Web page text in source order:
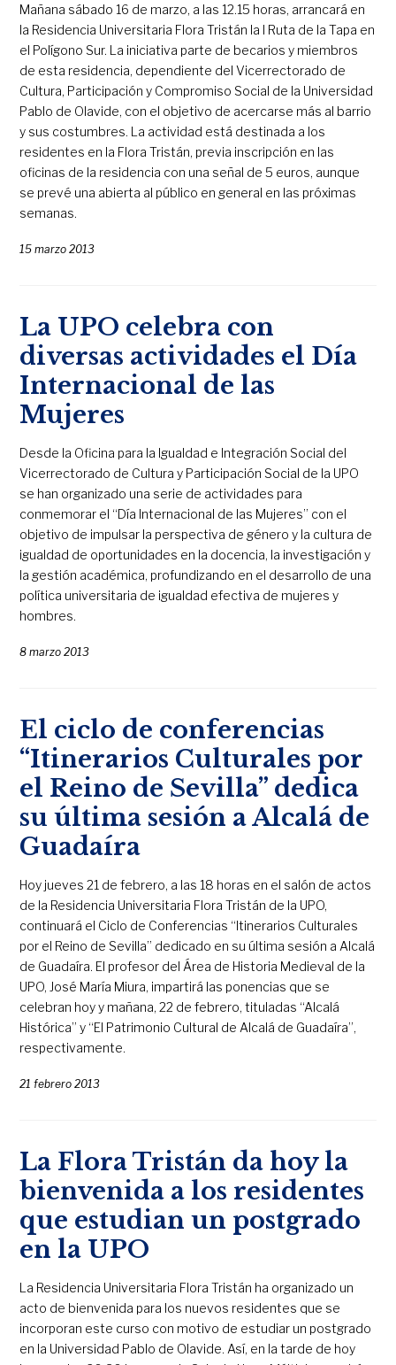
Mañana sábado 16 de marzo, a las 12.15 horas, arrancará en
la Residencia Universitaria Flora Tristán la I Ruta de la Tapa en
el Polígono Sur. La iniciativa parte de becarios y miembros
de esta residencia, dependiente del Vicerrectorado de
Cultura, Participación y Compromiso Social de la Universidad
Pablo de Olavide, con el objetivo de acercarse más al barrio
y sus costumbres. La actividad está destinada a los
residentes en la Flora Tristán, previa inscripción en las
oficinas de la residencia con una señal de 5 euros, aunque
se prevé una abierta al público en general en las próximas
semanas.
15 marzo 2013
La UPO celebra con
diversas actividades el Día
Internacional de las
Mujeres
Desde la Oficina para la Igualdad e Integración Social del
Vicerrectorado de Cultura y Participación Social de la UPO
se han organizado una serie de actividades para
conmemorar el “Día Internacional de las Mujeres” con el
objetivo de impulsar la perspectiva de género y la cultura de
igualdad de oportunidades en la docencia, la investigación y
la gestión académica, profundizando en el desarrollo de una
política universitaria de igualdad efectiva de mujeres y
hombres.
8 marzo 2013
El ciclo de conferencias
“Itinerarios Culturales por
el Reino de Sevilla” dedica
su última sesión a Alcalá de
Guadaíra
Hoy jueves 21 de febrero, a las 18 horas en el salón de actos
de la Residencia Universitaria Flora Tristán de la UPO,
continuará el Ciclo de Conferencias “Itinerarios Culturales
por el Reino de Sevilla” dedicado en su última sesión a Alcalá
de Guadaíra. El profesor del Área de Historia Medieval de la
UPO, José María Miura, impartirá las ponencias que se
celebran hoy y mañana, 22 de febrero, tituladas “Alcalá
Histórica” y “El Patrimonio Cultural de Alcalá de Guadaíra”,
respectivamente.
21 febrero 2013
La Flora Tristán da hoy la
bienvenida a los residentes
que estudian un postgrado
en la UPO
La Residencia Universitaria Flora Tristán ha organizado un
acto de bienvenida para los nuevos residentes que se
incorporan este curso con motivo de estudiar un postgrado
en la Universidad Pablo de Olavide. Así, en la tarde de hoy